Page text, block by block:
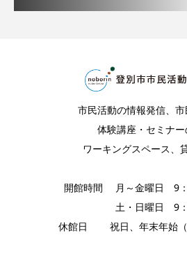
市民活動の情報発信、
体験講座・セミナ
ワーキングスペース、
開館時間 月～金曜日 9
土・日曜日 9：00
休館日 祝日、年末年始（